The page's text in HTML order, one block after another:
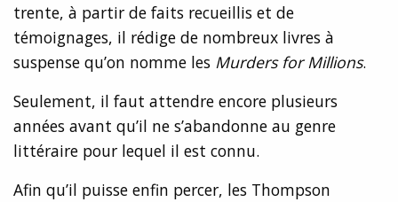
trente, à partir de faits recueillis et de
témoignages, il rédige de nombreux livres à
suspense qu’on nomme les Murders for Millions.
Seulement, il faut attendre encore plusieurs
années avant qu’il ne s’abandonne au genre
littéraire pour lequel il est connu.
Afin qu’il puisse enfin percer, les Thompson